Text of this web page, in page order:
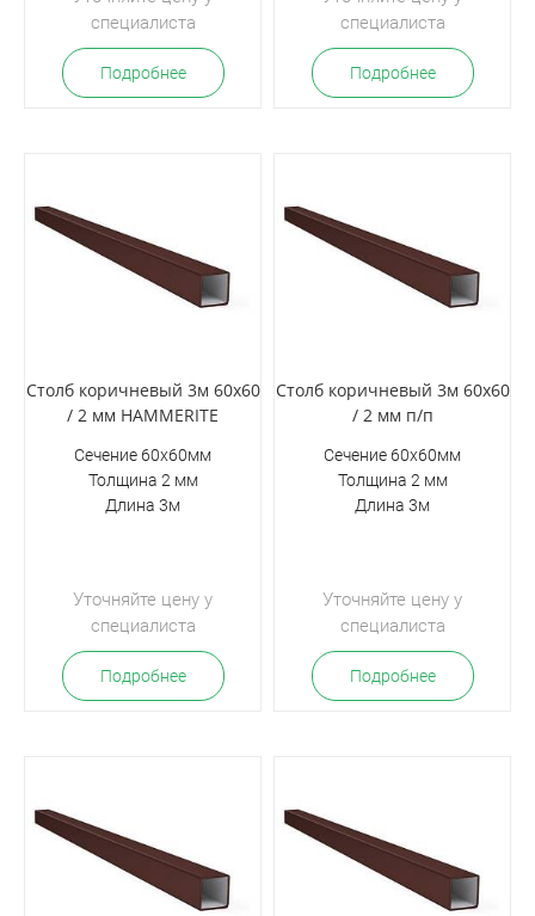
специалиста
Подробнее
специалиста
Подробнее
Столб коричневый 3м 60х60
/ 2 мм HAMMERITE
Сечение 60х60мм
Толщина 2 мм
Длина 3м
Уточняйте цену у
специалиста
Подробнее
Столб коричневый 3м 60х60
/ 2 мм п/п
Сечение 60х60мм
Толщина 2 мм
Длина 3м
Уточняйте цену у
специалиста
Подробнее